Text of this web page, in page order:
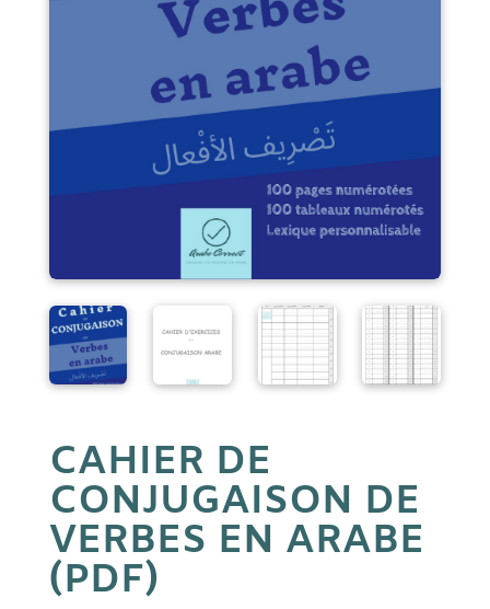
CAHIER DE
CONJUGAISON DE
VERBES EN ARABE
(PDF)